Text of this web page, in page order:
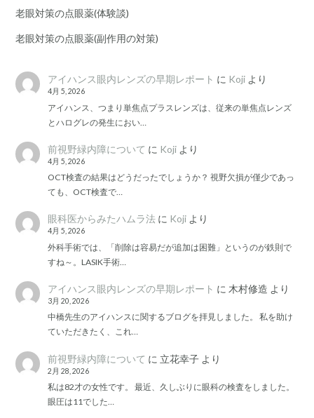
老眼対策の点眼薬(体験談)
老眼対策の点眼薬(副作用の対策)
アイハンス眼内レンズの早期レポート に Kojiより
4月 5, 2026
アイハンス、つまり単焦点プラスレンズは、従来の単焦点レンズ
とハログレの発生におい…
前視野緑内障について に Kojiより
4月 5, 2026
OCT検査の結果はどうだったでしょうか？ 視野欠損が僅少であっ
ても、OCT検査で…
眼科医からみたハムラ法に Kojiより
4月 5, 2026
外科手術では、「削除は容易だが追加は困難」というのが鉄則で
すね～。LASIK手術…
アイハンス眼内レンズの早期レポート に 木村修造 より
3月 20, 2026
中橋先生のアイハンスに関するブログを拝見しました。 私を助け
ていただきたく、これ…
前視野緑内障について に 立花幸子より
2月 28, 2026
私は82才の女性です。 最近、久しぶりに眼科の検査をしました。
眼圧は11でした…